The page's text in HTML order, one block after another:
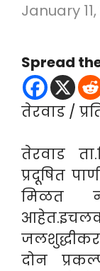
January
Spread
तेरवाड /
तेरवाड
प्रदूषित
मिळत
दोन